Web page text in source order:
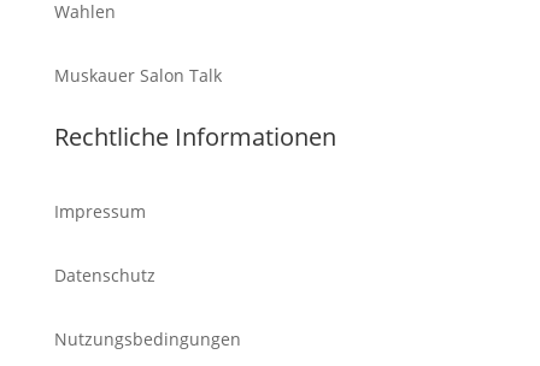
Wahlen
Muskauer Salon Talk
Rechtliche Informationen
Impressum
Datenschutz
Nutzungsbedingungen